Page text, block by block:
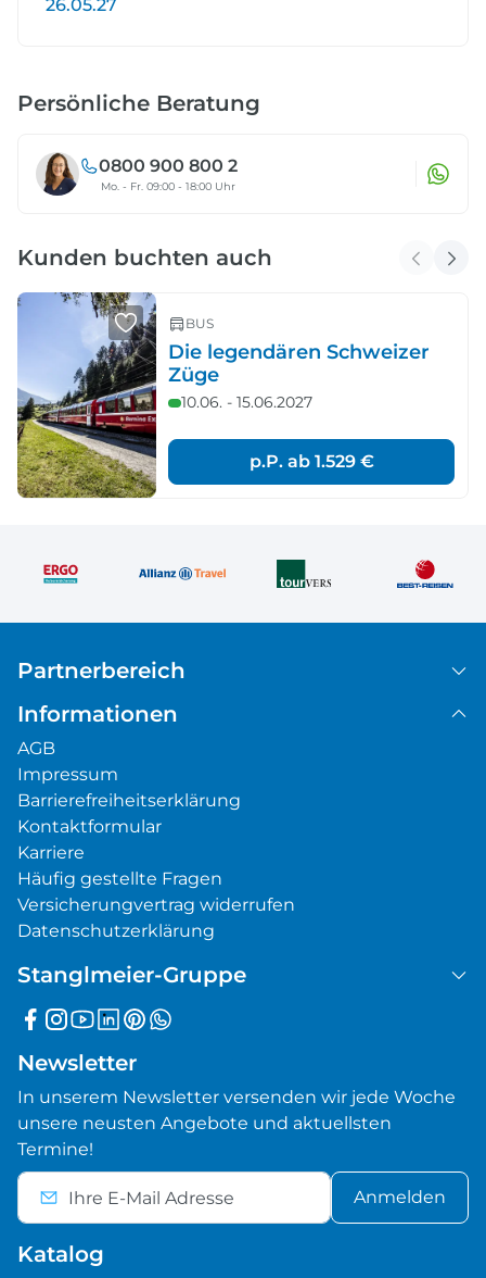
26.05.27
Persönliche Beratung
0800 900 800 2
Mo. - Fr. 09:00 - 18:00 Uhr
Kunden buchten auch
BUS
Die legendären Schweizer
Züge
10.06. - 15.06.2027
p.P. ab 1.529 €
Partnerbereich
Informationen
AGB
Impressum
Barrierefreiheitserklärung
Kontaktformular
Karriere
Häufig gestellte Fragen
Versicherungvertrag widerrufen
Datenschutzerklärung
Stanglmeier-Gruppe
Newsletter
In unserem Newsletter versenden wir jede Woche
unsere neusten Angebote und aktuellsten
Termine!
Anmelden
Katalog